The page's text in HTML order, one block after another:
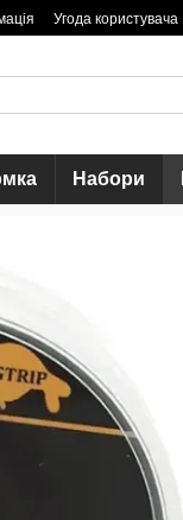
Угода користувача
Набори